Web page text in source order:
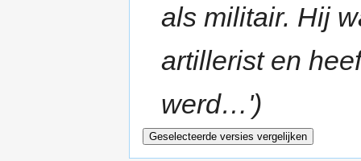
als militair. Hij
artillerist en
werd…')